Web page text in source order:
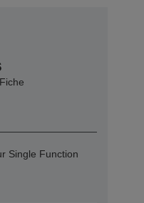
Single Function